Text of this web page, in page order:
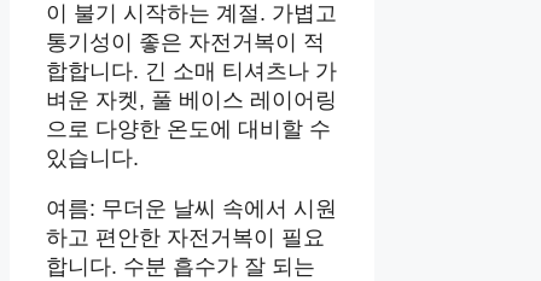
이 불기 시작하는 계절. 가볍고
통기성이 좋은 자전거복이 적
합합니다. 긴 소매 티셔츠나 가
벼운 자켓, 풀 베이스 레이어링
으로 다양한 온도에 대비할 수
있습니다.
여름: 무더운 날씨 속에서 시원
하고 편안한 자전거복이 필요
합니다. 수분 흡수가 잘 되는